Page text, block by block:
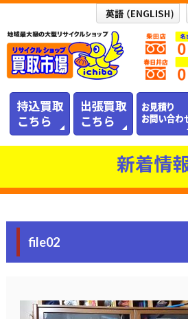
新着情
file02